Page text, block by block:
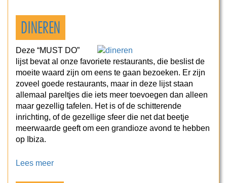
DINEREN
Deze “MUST DO”
lijst bevat al onze favoriete restaurants, die beslist de
moeite waard zijn om eens te gaan bezoeken. Er zijn
zoveel goede restaurants, maar in deze lijst staan
allemaal pareltjes die iets meer toevoegen dan alleen
maar gezellig tafelen. Het is of de schitterende
inrichting, of de gezellige sfeer die net dat beetje
meerwaarde geeft om een grandioze avond te hebben
op Ibiza.
Lees meer